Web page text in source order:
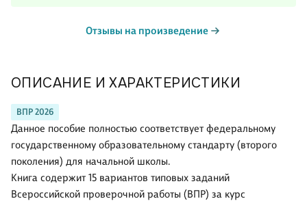
ОПИСАНИЕ И ХАРАКТЕРИСТИКИ
ВПР 2026
Данное пособие полностью соответствует федеральному
государственному образовательному стандарту (второго
поколения) для начальной школы.
Книга содержит 15 вариантов типовых заданий
Всероссийской проверочной работы (ВПР) за курс
Отзывы на произведение